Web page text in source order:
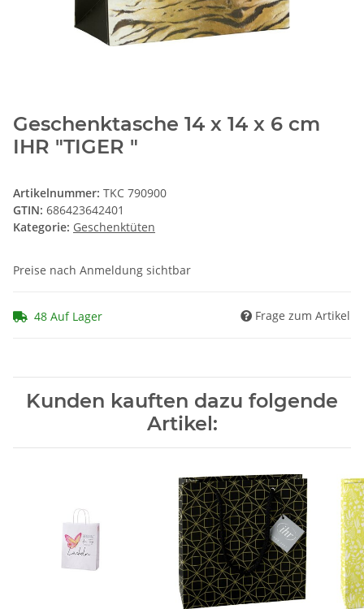
Geschenktasche 14 x 14 x 6 cm
IHR "TIGER "
Artikelnummer: TKC 790900
GTIN: 686423642401
Kategorie: Geschenktüten
Preise nach Anmeldung sichtbar
48 Auf Lager Frage zum Artikel
Kunden kauften dazu folgende
Artikel: